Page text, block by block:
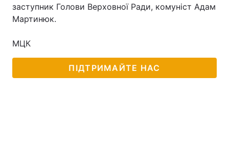
Економіка Світ
Інциденти
заступник Голови Верховної Ради, комуніст Адам
Мартинюк.
МЦК
ПІДТРИМАЙТЕ НАС